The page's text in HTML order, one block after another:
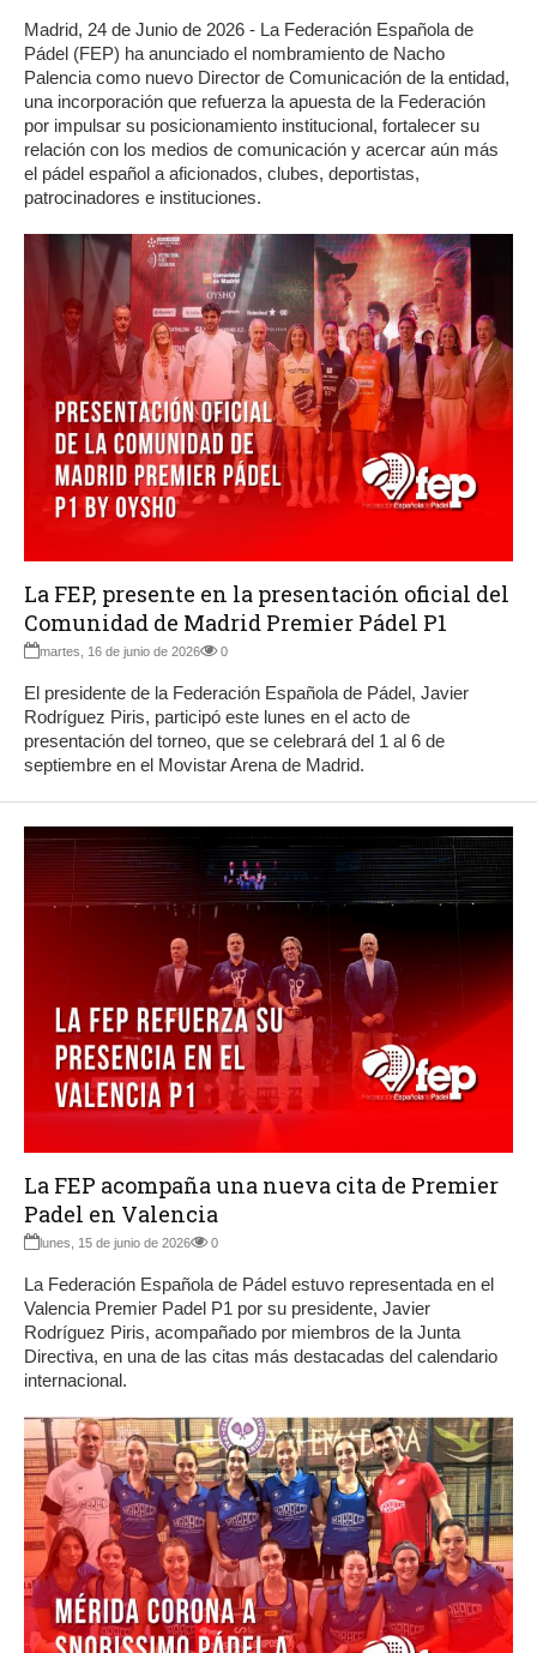
Madrid, 24 de Junio de 2026 - La Federación Española de
Pádel (FEP) ha anunciado el nombramiento de Nacho
Palencia como nuevo Director de Comunicación de la entidad,
una incorporación que refuerza la apuesta de la Federación
por impulsar su posicionamiento institucional, fortalecer su
relación con los medios de comunicación y acercar aún más
el pádel español a aficionados, clubes, deportistas,
patrocinadores e instituciones.
La FEP, presente en la presentación oficial del
Comunidad de Madrid Premier Pádel P1
martes, 16 de junio de 2026 0
El presidente de la Federación Española de Pádel, Javier
Rodríguez Piris, participó este lunes en el acto de
presentación del torneo, que se celebrará del 1 al 6 de
septiembre en el Movistar Arena de Madrid.
La FEP acompaña una nueva cita de Premier
Padel en Valencia
lunes, 15 de junio de 2026 0
La Federación Española de Pádel estuvo representada en el
Valencia Premier Padel P1 por su presidente, Javier
Rodríguez Piris, acompañado por miembros de la Junta
Directiva, en una de las citas más destacadas del calendario
internacional.